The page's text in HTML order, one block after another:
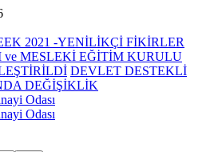
2021 -YENİLİKÇİ FİKİRLER
MESLEKİ EĞİTİM KURULU
DEVLET DESTEKLİ
DEĞİŞİKLİK